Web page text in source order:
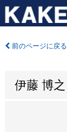
前のページに戻る
伊藤 博之